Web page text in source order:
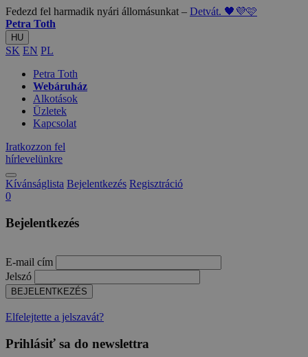
Fedezd fel harmadik nyári állomásunkat – Detvát. 🖤💜🩷
Petra Toth
HU
SK EN PL
Petra Toth
Webáruház
Alkotások
Üzletek
Kapcsolat
Iratkozzon fel
hírlevelünkre
Kívánságlista Bejelentkezés Regisztráció
0
Bejelentkezés
E-mail cím
Jelszó
Elfelejtette a jelszavát?
Prihlásiť sa do newslettra